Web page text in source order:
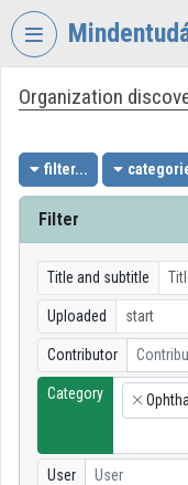
Skip header
VIDEOTORIUM
MINDENTUDÁS
EGYETEME
Organization home
Log In
Organization discovery
Categories
Organization playlists
Organizations
Organization
filter...
Filter
Title and subtitle
Uploaded
Contributor
Category
×
User User